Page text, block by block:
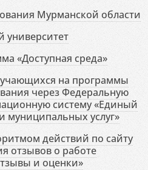
Мурманской области
университет
«Доступная среда»
на программы
через Федеральную
систему «Единый
муниципальных услуг»
действий по сайту
отзывов о работе
и оценки»